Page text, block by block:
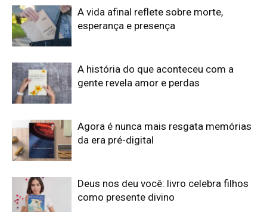
A vida afinal reflete sobre morte,
esperança e presença
A história do que aconteceu com a
gente revela amor e perdas
Agora é nunca mais resgata memórias
da era pré-digital
Deus nos deu você: livro celebra filhos
como presente divino